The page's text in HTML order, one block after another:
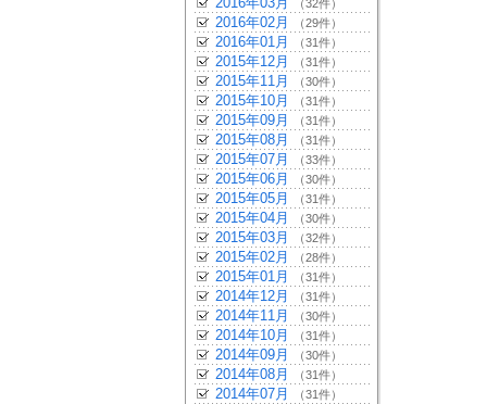
（32件）
2016年02月 （29件）
2016年01月 （31件）
2015年12月 （31件）
2015年11月 （30件）
2015年10月 （31件）
2015年09月 （31件）
2015年08月 （31件）
2015年07月 （33件）
2015年06月 （30件）
2015年05月 （31件）
2015年04月 （30件）
2015年03月 （32件）
2015年02月 （28件）
2015年01月 （31件）
2014年12月 （31件）
2014年11月 （30件）
2014年10月 （31件）
2014年09月 （30件）
2014年08月 （31件）
2014年07月 （31件）